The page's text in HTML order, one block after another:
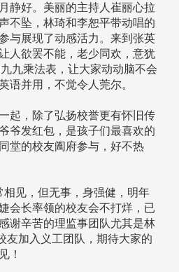
静好。美丽的主持人崔丽心拉
不坠，林琦和李恕平带动唱的
与展现了动感活力。来到张英
人欲罢不能，老少同欢，意犹
九乘法表，让大家动动脑不会
语并用，不觉令人莞尔。
起，除了弘扬校誉更有怀旧传
爷发红包，是孩子们最喜欢的
堂的校友阖府参与，好不热
见，但无事，身强健，明年
会长率领的校友会不打烊，已
谢辛苦的理监事团队尤其是林
友加入义工团队，期待大家的
！